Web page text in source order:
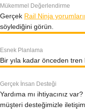
Mükemmel Değerlendirme
Gerçek Rail Ninja
söylediğini görün.
Esnek Planlama
Bir yıla kadar önceden
Gerçek İnsan Desteği
Yardıma mı ihtiyacınız
müşteri desteğimizle